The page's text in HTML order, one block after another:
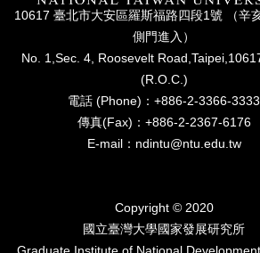
區
10617 臺北市⼤安區羅斯福路四段1號 （辛
側⾨進入）
No. 1,Sec. 4, Roosevelt
(R.O.C.)
電話 (Phone)：+886-2-3366-3333
傳真(Fax)：+886-2-2367-6176
E-mail：ndintu@ntu.edu.tw
Copyright © 2020
國立臺灣⼤學國家發展研究所